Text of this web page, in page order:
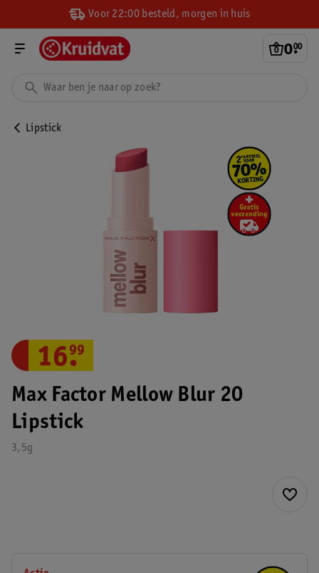
Voor 22:00 besteld, morgen in huis
0.
00
Lipstick
Max Factor Mellow Blur 20
Lipstick
3,5g
16.
99